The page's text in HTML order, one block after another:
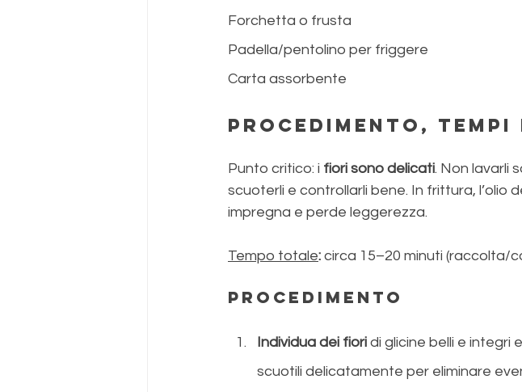
Forchetta o frusta
Padella/pentolino per friggere
Carta assorbente
procedimento,
Punto critico: i fiori sono delicati. Non lavarli
scuoterli e controllarli bene. In frittura, l’olio
impregna e perde leggerezza.
Tempo totale: circa 15–20 minuti (raccolta/
Procedimento
Individua dei fiori di glicine belli e integri e
scuotili delicatamente per eliminare